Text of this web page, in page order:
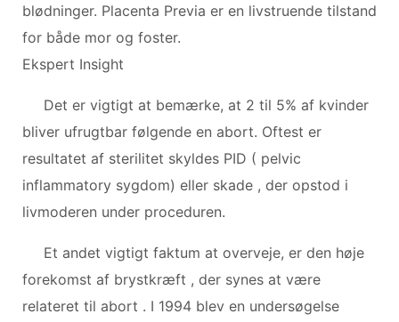
blødninger. Placenta Previa er en livstruende tilstand
for både mor og foster.
Ekspert Insight
Det er vigtigt at bemærke, at 2 til 5% af kvinder
bliver ufrugtbar følgende en abort. Oftest er
resultatet af sterilitet skyldes PID ( pelvic
inflammatory sygdom) eller skade , der opstod i
livmoderen under proceduren.
Et andet vigtigt faktum at overveje, er den høje
forekomst af brystkræft , der synes at være
relateret til abort . I 1994 blev en undersøgelse